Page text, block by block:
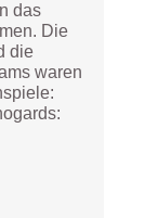
das
Die
die
waren